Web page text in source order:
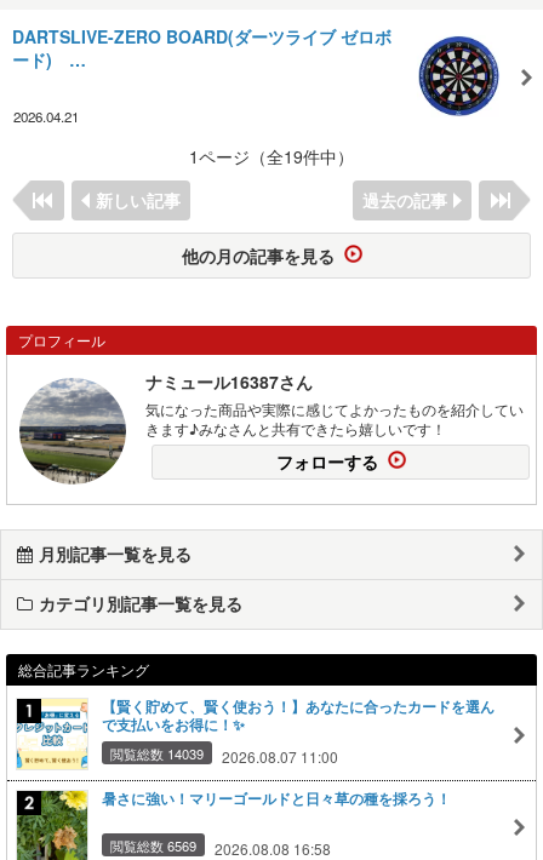
DARTSLIVE-ZERO BOARD(ダーツライブ ゼロボ
ード) …
2026.04.21
1ページ（全19件中）
新しい記事
過去の記事
他の月の記事を見る
プロフィール
ナミュール16387さん
気になった商品や実際に感じてよかったものを紹介してい
きます♪みなさんと共有できたら嬉しいです！
フォローする
月別記事一覧を見る
カテゴリ別記事一覧を見る
総合記事ランキング
【賢く貯めて、賢く使おう！】あなたに合ったカードを選ん
で支払いをお得に！✨
閲覧総数 14039 2026.08.07 11:00
暑さに強い！マリーゴールドと日々草の種を採ろう！
閲覧総数 6569 2026.08.08 16:58